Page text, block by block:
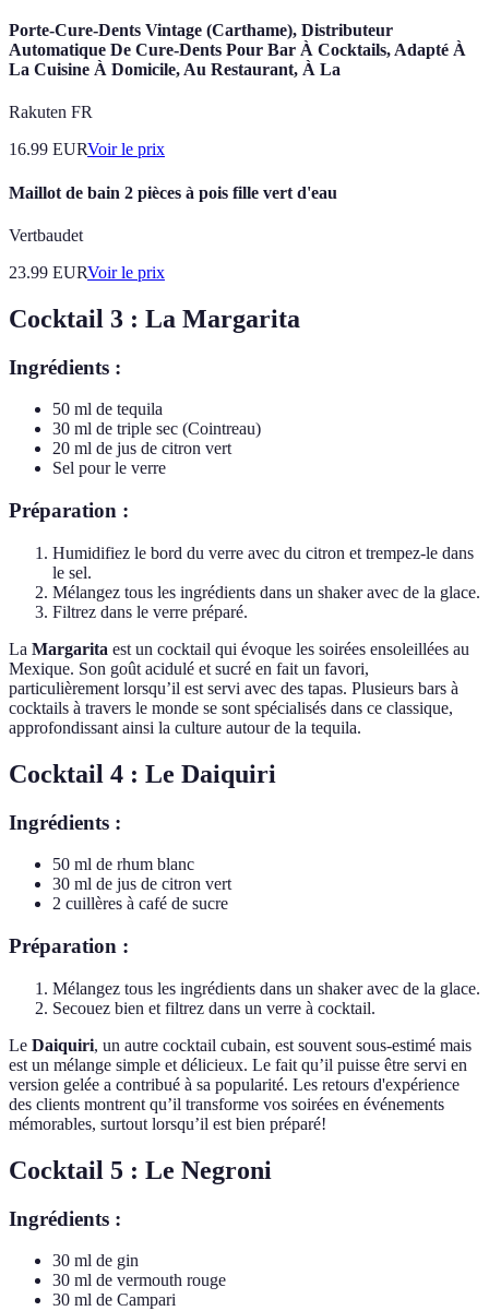
Porte-Cure-Dents Vintage (Carthame), Distributeur
Automatique De Cure-Dents Pour Bar À Cocktails, Adapté À
La Cuisine À Domicile, Au Restaurant, À La
Rakuten FR
16.99 EURVoir le prix
Maillot de bain 2 pièces à pois fille vert d'eau
Vertbaudet
23.99 EURVoir le prix
Cocktail 3 : La Margarita
Ingrédients :
50 ml de tequila
30 ml de triple sec (Cointreau)
20 ml de jus de citron vert
Sel pour le verre
Préparation :
Humidifiez le bord du verre avec du citron et trempez-le dans
le sel.
Mélangez tous les ingrédients dans un shaker avec de la glace.
Filtrez dans le verre préparé.
La Margarita est un cocktail qui évoque les soirées ensoleillées au
Mexique. Son goût acidulé et sucré en fait un favori,
particulièrement lorsqu’il est servi avec des tapas. Plusieurs bars à
cocktails à travers le monde se sont spécialisés dans ce classique,
approfondissant ainsi la culture autour de la tequila.
Cocktail 4 : Le Daiquiri
Ingrédients :
50 ml de rhum blanc
30 ml de jus de citron vert
2 cuillères à café de sucre
Préparation :
Mélangez tous les ingrédients dans un shaker avec de la glace.
Secouez bien et filtrez dans un verre à cocktail.
Le Daiquiri, un autre cocktail cubain, est souvent sous-estimé mais
est un mélange simple et délicieux. Le fait qu’il puisse être servi en
version gelée a contribué à sa popularité. Les retours d'expérience
des clients montrent qu’il transforme vos soirées en événements
mémorables, surtout lorsqu’il est bien préparé!
Cocktail 5 : Le Negroni
Ingrédients :
30 ml de gin
30 ml de vermouth rouge
30 ml de Campari